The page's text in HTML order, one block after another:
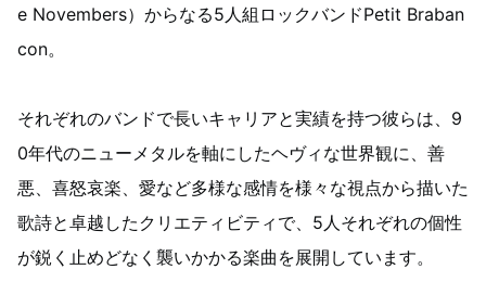
e Novembers）からなる5人組ロックバンドPetit Braban
con。
それぞれのバンドで長いキャリアと実績を持つ彼らは、9
0年代のニューメタルを軸にしたヘヴィな世界観に、善
悪、喜怒哀楽、愛など多様な感情を様々な視点から描いた
歌詩と卓越したクリエティビティで、5人それぞれの個性
が鋭く止めどなく襲いかかる楽曲を展開しています。